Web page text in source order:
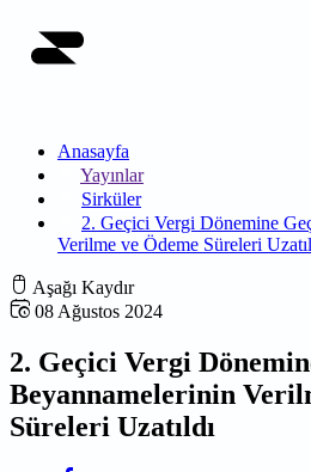
Anasayfa
Yayınlar
Sirküler
2. Geçici Vergi Dönemine
Verilme ve Ödeme Süreleri
Aşağı Kaydır
08 Ağustos 2024
2. Geçici Vergi
Beyannamelerinin
Süreleri Uzatıldı